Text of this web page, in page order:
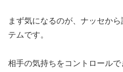
まず気になるのが、 ナッセから
テムです。
相手の気持ちをコントロール